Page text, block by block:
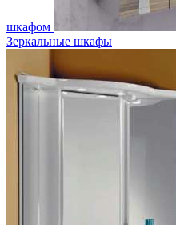
шкафом
Зеркальные шкафы